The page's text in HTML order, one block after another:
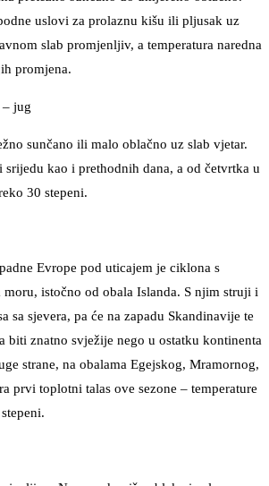
uslovi za prolaznu kišu ili pljusak uz
slab promjenljiv, a temperatura naredna
promjena.
– jug
sunčano ili malo oblačno uz slab vjetar.
srijedu kao i prethodnih dana, a od četvrtka u
30 stepeni.
Evrope pod uticajem je ciklona s
istočno od obala Islanda. S njim struji i
sa sjevera, pa će na zapadu Skandinavije te
biti znatno svježije nego u ostatku kontinenta
strane, na obalama Egejskog, Mramornog,
prvi toplotni talas ove sezone – temperature